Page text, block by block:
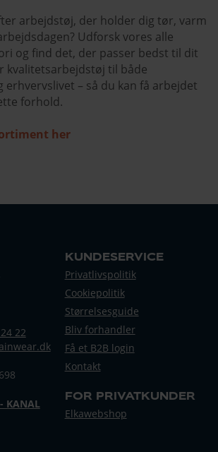
arbejdstøj, der holder dig tør, varm
Udforsk vores alle
og find det, der passer bedst til dit
kvalitetsarbejdstøj til både
erhvervslivet – så du kan få arbejdet
forhold.
her
22
KANAL
KUNDESERVICE
Privatlivspolitik
Cookiepolitik
Størrelsesguide
Bliv forhandler
Få et B2B login
Kontakt
FOR PRIVATKUNDER
Elkawebshop